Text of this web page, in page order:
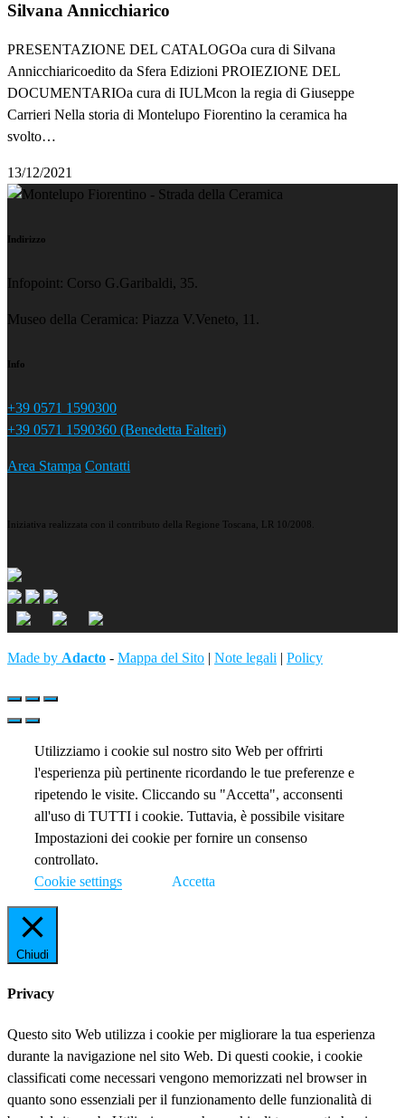
Silvana Annicchiarico
PRESENTAZIONE DEL CATALOGOa cura di Silvana
Annicchiaricoedito da Sfera Edizioni PROIEZIONE DEL
DOCUMENTARIOa cura di IULMcon la regia di Giuseppe
Carrieri Nella storia di Montelupo Fiorentino la ceramica ha
svolto…
13/12/2021
Indirizzo
Infopoint: Corso G.Garibaldi, 35.
Museo della Ceramica: Piazza V.Veneto, 11.
Info
+39 0571 1590300
+39 0571 1590360 (Benedetta Falteri)
Area Stampa Contatti
Iniziativa realizzata con il contributo della Regione Toscana, LR 10/2008.
Made by Adacto - Mappa del Sito | Note legali | Policy
Utilizziamo i cookie sul nostro sito Web per offrirti
l'esperienza più pertinente ricordando le tue preferenze e
ripetendo le visite. Cliccando su "Accetta", acconsenti
all'uso di TUTTI i cookie. Tuttavia, è possibile visitare
Impostazioni dei cookie per fornire un consenso
controllato.
Cookie settings
Accetta
Chiudi
Privacy
Questo sito Web utilizza i cookie per migliorare la tua esperienza
durante la navigazione nel sito Web. Di questi cookie, i cookie
classificati come necessari vengono memorizzati nel browser in
quanto sono essenziali per il funzionamento delle funzionalità di